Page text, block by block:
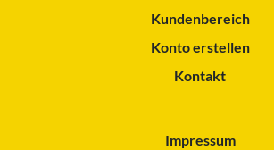
Kundenbereich
Konto erstellen
Kontakt
Impressum